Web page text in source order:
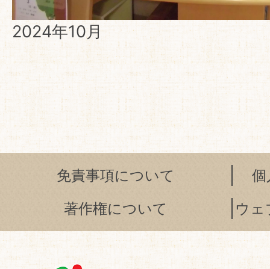
2024年10月
免責事項について
個
著作権について
ウ